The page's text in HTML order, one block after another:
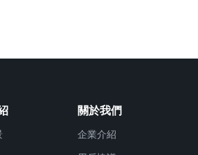
關於我們
企業介紹